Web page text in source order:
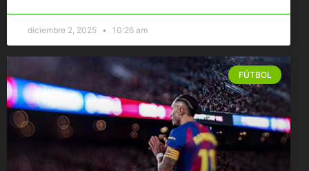
diciembre 2, 2025 10:26 am
FÚTBOL